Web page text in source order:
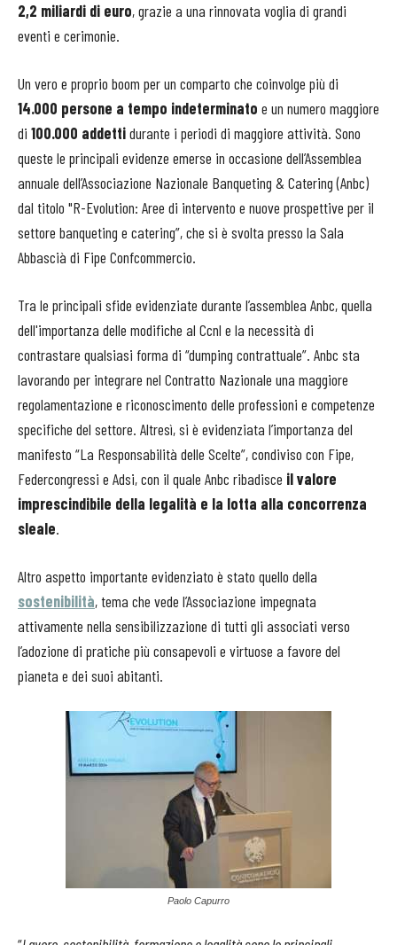
2,2 miliardi di euro, grazie a una rinnovata voglia di grandi
eventi e cerimonie.
Un vero e proprio boom per un comparto che coinvolge più di
14.000 persone a tempo indeterminato e un numero maggiore
di 100.000 addettidurante i periodi di maggiore attività. Sono
queste le principali evidenze emerse in occasione dell’Assemblea
annuale dell’Associazione Nazionale Banqueting & Catering (Anbc)
dal titolo "R-Evolution: Aree di intervento e nuove prospettive per il
settore banqueting e catering”, che si è svolta presso la Sala
Abbascià di Fipe Confcommercio.
Tra le principali sfide evidenziate durante l’assemblea Anbc, quella
dell'importanza delle modifiche al Ccnl e la necessità di
contrastare qualsiasi forma di “dumping contrattuale”. Anbc sta
lavorando per integrare nel Contratto Nazionale una maggiore
regolamentazione e riconoscimento delle professioni e competenze
specifiche del settore. Altresì, si è evidenziata l’importanza del
manifesto “La Responsabilità delle Scelte”, condiviso con Fipe,
Federcongressi e Adsi, con il quale Anbc ribadisce il valore
imprescindibile della legalità e la lotta alla concorrenza
sleale.
Altro aspetto importante evidenziato è stato quello della
sostenibilità, tema che vede l’Associazione impegnata
attivamente nella sensibilizzazione di tutti gli associati verso
l’adozione di pratiche più consapevoli e virtuose a favore del
pianeta e dei suoi abitanti.
Paolo Capurro